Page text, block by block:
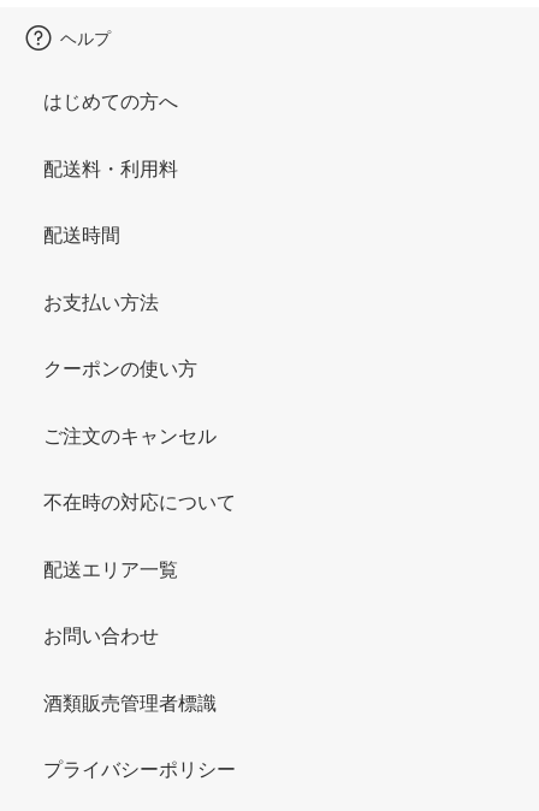
ヘルプ
はじめての方へ
配送料・利用料
配送時間
お支払い方法
クーポンの使い方
ご注文のキャンセル
不在時の対応について
配送エリア一覧
お問い合わせ
酒類販売管理者標識
プライバシーポリシー